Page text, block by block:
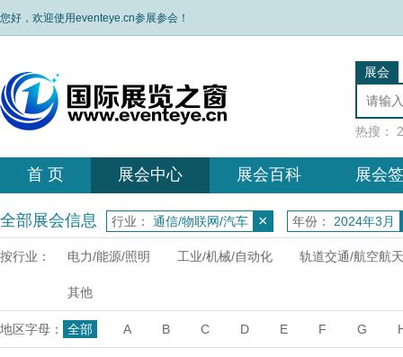
您好，欢迎使用eventeye.cn参展参会！
展会
热搜：
首 页 展会中心 展会百科 展会
全部展会信息 行业： 通信/物联网/汽车 × 年份： 2024年3月
按行业： 电力/能源/照明 工业/机械/自动化 轨道交通/航空航天
其他
地区字母： 全部 A B C D E F G